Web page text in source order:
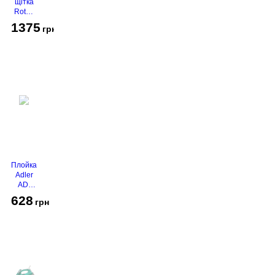
щітка
Rotex
RHC-
490-T
1375 грн
Плойка
Adler
AD-
2116
628 грн